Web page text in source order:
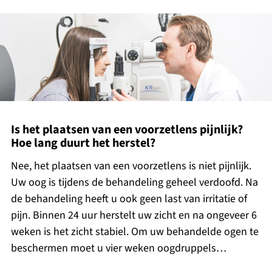
Is het plaatsen van een voorzetlens pijnlijk?
Hoe lang duurt het herstel?
Nee, het plaatsen van een voorzetlens is niet pijnlijk.
Uw oog is tijdens de behandeling geheel verdoofd. Na
de behandeling heeft u ook geen last van irritatie of
pijn. Binnen 24 uur herstelt uw zicht en na ongeveer 6
weken is het zicht stabiel. Om uw behandelde ogen te
beschermen moet u vier weken oogdruppels…